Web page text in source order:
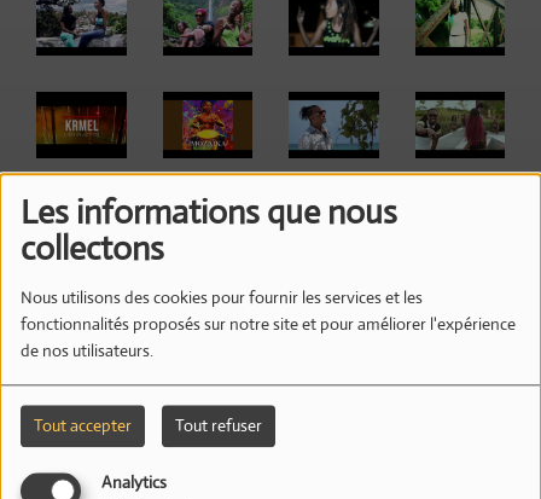
Les informations que nous
collectons
Nous utilisons des cookies pour fournir les services et les
fonctionnalités proposés sur notre site et pour améliorer l'expérience
de nos utilisateurs.
Tout accepter Tout refuser
Analytics